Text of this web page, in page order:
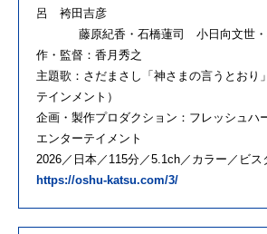
呂 袴田吉彦
藤原紀香・石橋蓮司 小日向文世・
作・監督：香月秀之
主題歌：さだまさし「神さまの言うとおり
テインメント）
企画・製作プロダクション：フレッシュ
エンターテイメント
2026／日本／115分／5.1ch／カラー／ビ
https://oshu-katsu.com/3/